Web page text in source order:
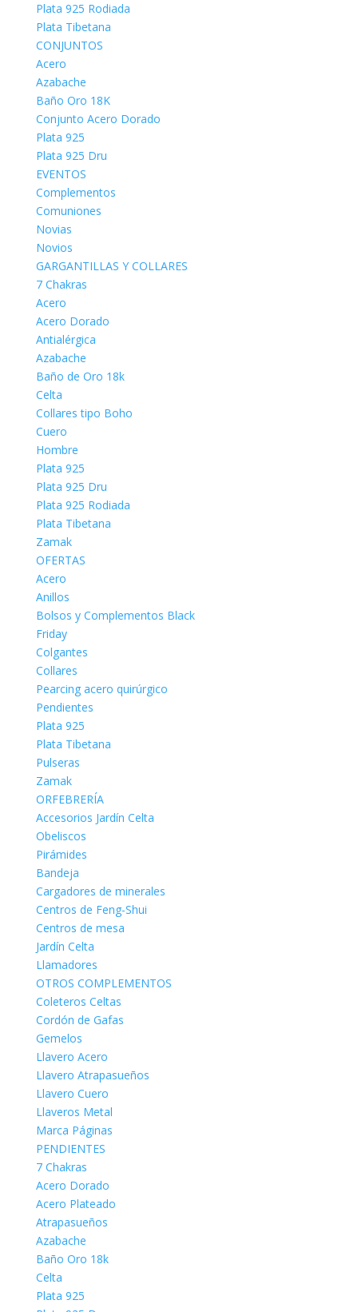
Plata 925 Rodiada
Plata Tibetana
CONJUNTOS
Acero
Azabache
Baño Oro 18K
Conjunto Acero Dorado
Plata 925
Plata 925 Dru
EVENTOS
Complementos
Comuniones
Novias
Novios
GARGANTILLAS Y COLLARES
7 Chakras
Acero
Acero Dorado
Antialérgica
Azabache
Baño de Oro 18k
Celta
Collares tipo Boho
Cuero
Hombre
Plata 925
Plata 925 Dru
Plata 925 Rodiada
Plata Tibetana
Zamak
OFERTAS
Acero
Anillos
Bolsos y Complementos Black
Friday
Colgantes
Collares
Pearcing acero quirúrgico
Pendientes
Plata 925
Plata Tibetana
Pulseras
Zamak
ORFEBRERÍA
Accesorios Jardín Celta
Obeliscos
Pirámides
Bandeja
Cargadores de minerales
Centros de Feng-Shui
Centros de mesa
Jardín Celta
Llamadores
OTROS COMPLEMENTOS
Coleteros Celtas
Cordón de Gafas
Gemelos
Llavero Acero
Llavero Atrapasueños
Llavero Cuero
Llaveros Metal
Marca Páginas
PENDIENTES
7 Chakras
Acero Dorado
Acero Plateado
Atrapasueños
Azabache
Baño Oro 18k
Celta
Plata 925